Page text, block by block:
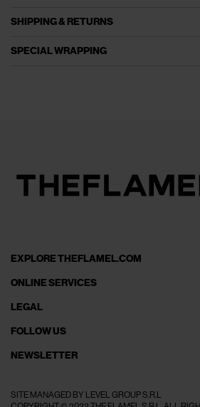
SHIPPING & RETURNS
SPECIAL WRAPPING
EXPLORE THEFLAMEL.COM
ONLINE SERVICES
LEGAL
FOLLOW US
NEWSLETTER
SITE MANAGED BY LEVEL GROUP S.R.L